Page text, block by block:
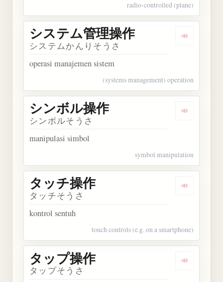
radio-controlled (plane)
Dengarkan
システム管理操作
システムかんりそうさ
operasi manajemen sistem
(systems management) operation
Dengarkan
シンボル操作
シンボルそうさ
manipulasi simbol
symbol manipulation
Dengarkan
タッチ操作
タッチそうさ
kontrol sentuh
touch controls (e.g. on a smartphone)
Dengarkan
タップ操作
タップそうさ